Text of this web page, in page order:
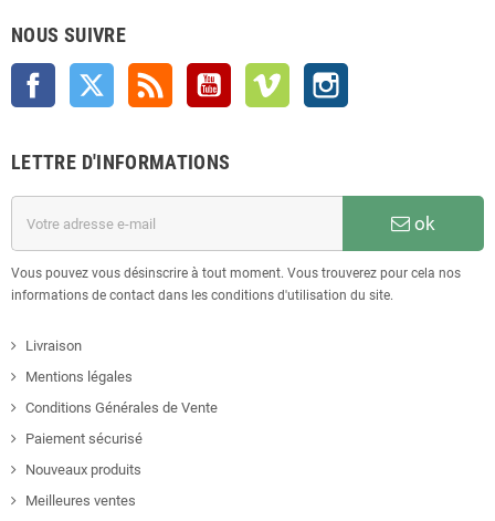
NOUS SUIVRE
Facebook Twitter YouTube Vimeo
LETTRE D'INFORMATIONS
ok
Vous pouvez vous désinscrire à tout moment. Vous trouverez pour cela nos
informations de contact dans les conditions d'utilisation du site.
Livraison
Mentions légales
Conditions Générales de Vente
Paiement sécurisé
Nouveaux produits
Meilleures ventes